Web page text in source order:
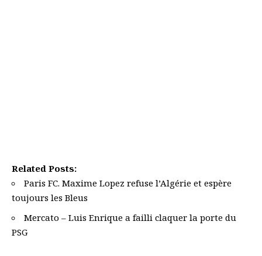
Related Posts:
Paris FC. Maxime Lopez refuse l’Algérie et espère
toujours les Bleus
Mercato – Luis Enrique a failli claquer la porte du
PSG